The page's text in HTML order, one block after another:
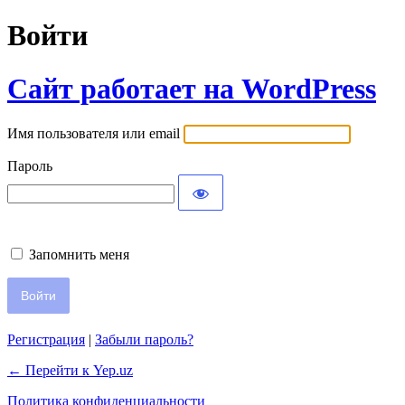
Войти
Сайт работает на WordPress
Имя пользователя или email
Пароль
Запомнить меня
Регистрация | Забыли пароль?
← Перейти к Yep.uz
Политика конфиденциальности